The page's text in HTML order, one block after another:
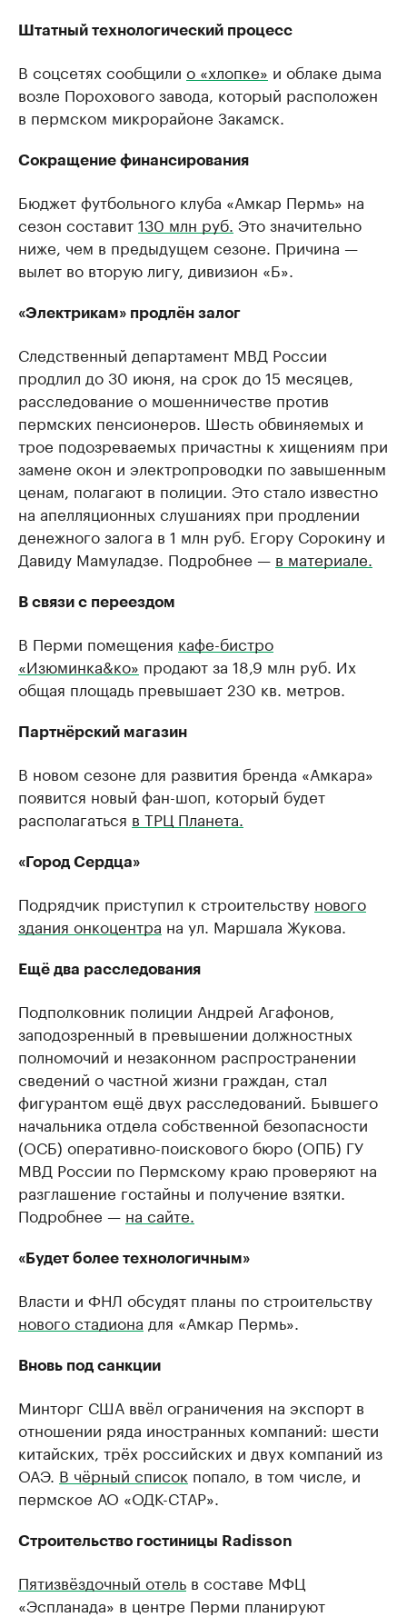
Штатный технологический процесс
В соцсетях сообщили о «хлопке» и облаке дыма
возле Порохового завода, который расположен
в пермском микрорайоне Закамск.
Сокращение финансирования
Бюджет футбольного клуба «Амкар Пермь» на
сезон составит130 млн руб. Это значительно
ниже, чем в предыдущем сезоне. Причина —
вылет во вторую лигу, дивизион «Б».
«Электрикам» продлён залог
Следственный департамент МВД России
продлил до 30 июня, на срок до 15 месяцев,
расследование о мошенничестве против
пермских пенсионеров. Шесть обвиняемых и
трое подозреваемых причастны к хищениям при
замене окон и электропроводки по завышенным
ценам, полагают в полиции. Это стало известно
на апелляционных слушаниях при продлении
денежного залога в 1 млн руб. Егору Сорокину и
Давиду Мамуладзе. Подробнее — в материале.
В связи с переездом
В Перми помещения кафе-бистро
«Изюминка&кo» продают за 18,9 млн руб. Их
общая площадь превышает 230 кв. метров.
Партнёрский магазин
В новом сезоне для развития бренда «Амкара»
появится новый фан-шоп, который будет
располагаться в ТРЦ Планета.
«Город Сердца»
Подрядчик приступил к строительству нового
здания онкоцентра на ул. Маршала Жукова.
Ещё два расследования
Подполковник полиции Андрей Агафонов,
заподозренный в превышении должностных
полномочий и незаконном распространении
сведений о частной жизни граждан, стал
фигурантом ещё двух расследований. Бывшего
начальника отдела собственной безопасности
(ОСБ) оперативно-поискового бюро (ОПБ) ГУ
МВД России по Пермскому краю проверяют на
разглашение гостайны и получение взятки.
Подробнее — на сайте.
«Будет более технологичным»
Власти и ФНЛ обсудят планы по строительству
нового стадиона для «Амкар Пермь».
Вновь под санкции
Минторг США ввёл ограничения на экспорт в
отношении ряда иностранных компаний: шести
китайских, трёх российских и двух компаний из
ОАЭ. В чёрный список попало, в том числе, и
пермское АО «ОДК-СТАР».
Строительство гостиницы Radisson
Пятизвёздочный отель в составе МФЦ
«Эспланада» в центре Перми планируют